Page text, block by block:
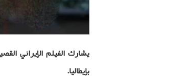
يشارك الفيلم الإيراني
بإيطاليا.